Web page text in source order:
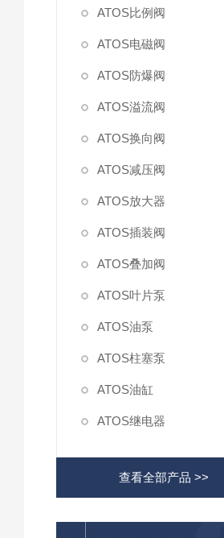
ATOS比例阀
ATOS电磁阀
ATOS防爆阀
ATOS溢流阀
ATOS换向阀
ATOS减压阀
ATOS放大器
ATOS插装阀
ATOS叠加阀
ATOS叶片泵
ATOS油泵
ATOS柱塞泵
ATOS油缸
ATOS继电器
查看全部产品 >>